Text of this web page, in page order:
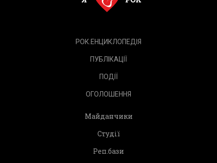
РОК.ЕНЦИКЛОПЕДІЯ
ПУБЛІКАЦІЇ
ПОДІЇ
ОГОЛОШЕННЯ
Майданчики
Студії
Реп.бази